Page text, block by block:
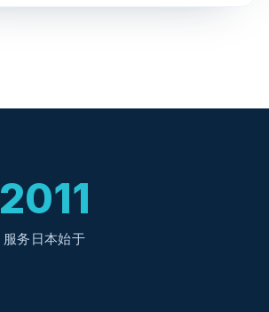
2011
服务日本始于